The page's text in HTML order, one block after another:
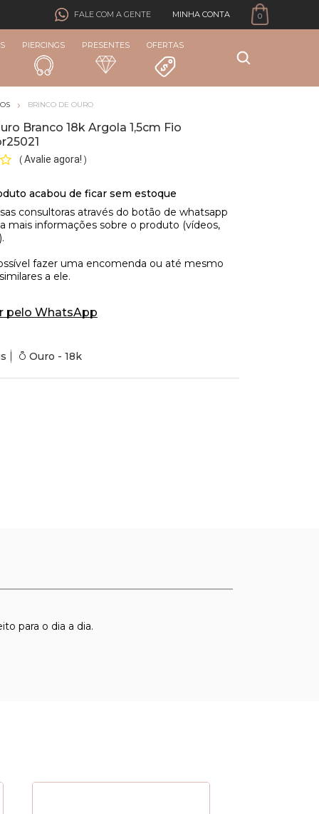
FALE COM A GENTE MINHA CONTA 0
PIERCINGS PRESENTES OFERTAS
BRINCO DE OURO
Branco 18k Argola 1,5cm Fio
( Avalie agora! )
pelo WhatsApp
Ouro - 18k
para o dia a dia.